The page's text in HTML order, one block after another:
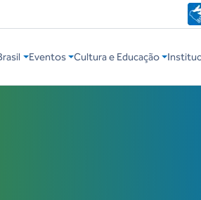
Eventos Cultura e Educação